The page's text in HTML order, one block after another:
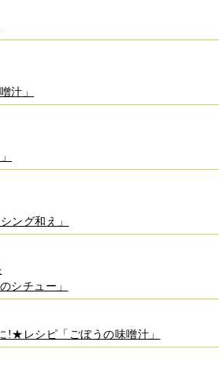
汁」
ング和え」
シチュー」
!★レシピ「ごぼうの味噌汁」